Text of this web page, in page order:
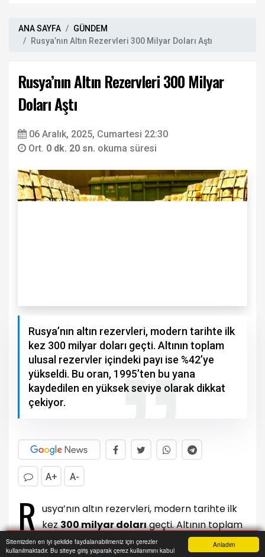
Anladım
Sitemizden en iyi şekilde faydalanabilmeniz için çerezler
kullanılmaktadır. Bu siteye giriş yaparak çerez kullanımını kabul
ANA SAYFA
GÜNDEM
Rusya’nın Altın Rezervleri 300 Milyar Doları Aştı
Rusya’nın Altın Rezervleri 300 Milyar
Doları Aştı
06 Aralık, 2025, Cumartesi 22:30
Ort. 0 dk. 20 sn. okuma süresi
Rusya’nın altın rezervleri, modern tarihte ilk
kez 300 milyar doları geçti. Altının toplam
ulusal rezervler içindeki payı ise %42’ye
yükseldi. Bu oran, 1995’ten bu yana
kaydedilen en yüksek seviye olarak dikkat
çekiyor.
A+ A-
R usya’nın altın rezervleri, modern tarihte ilk
kez300 milyar dolarıgeçti. Altının toplam
ulusal rezervler içindeki payı ise
%42’ye yükseldi.